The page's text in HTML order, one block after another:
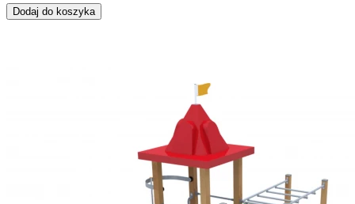
Dodaj do koszyka